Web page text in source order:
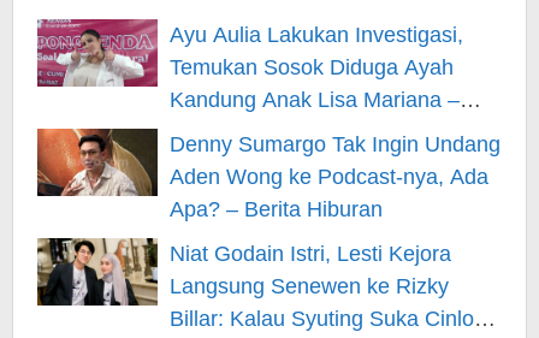
Ayu Aulia Lakukan Investigasi,
Temukan Sosok Diduga Ayah
Kandung Anak Lisa Mariana –
Berita Hiburan
Denny Sumargo Tak Ingin Undang
Aden Wong ke Podcast-nya, Ada
Apa? – Berita Hiburan
Niat Godain Istri, Lesti Kejora
Langsung Senewen ke Rizky
Billar: Kalau Syuting Suka Cinlok?